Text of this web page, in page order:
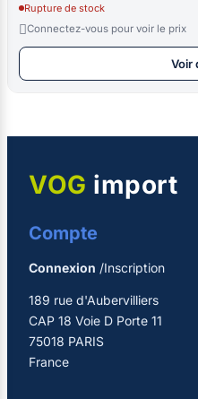
Rupture de stock
Connectez-vous pour voir le prix
Voir
VOG import
Compte
Connexion /Inscription
189 rue d'Aubervilliers
CAP 18 Voie D Porte 11
75018 PARIS
France